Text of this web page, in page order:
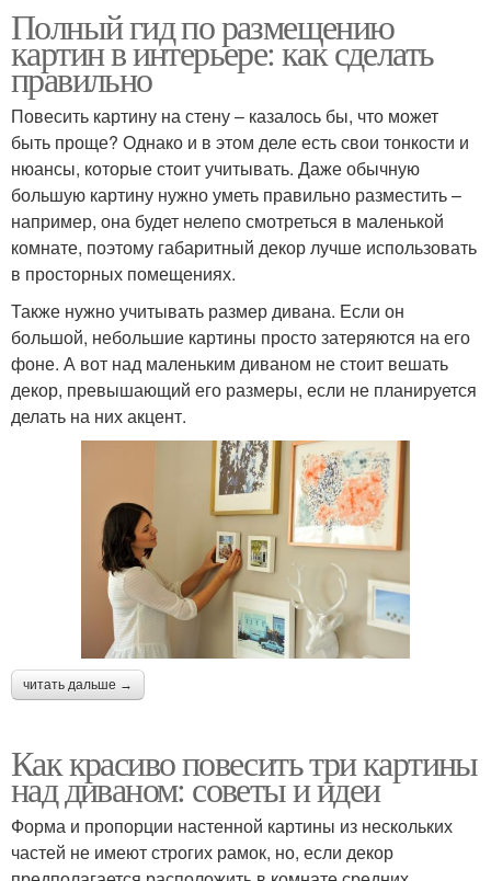
Полный гид по размещению
картин в интерьере: как сделать
правильно
Повесить картину на стену – казалось бы, что может
быть проще? Однако и в этом деле есть свои тонкости и
нюансы, которые стоит учитывать. Даже обычную
большую картину нужно уметь правильно разместить –
например, она будет нелепо смотреться в маленькой
комнате, поэтому габаритный декор лучше использовать
в просторных помещениях.
Также нужно учитывать размер дивана. Если он
большой, небольшие картины просто затеряются на его
фоне. А вот над маленьким диваном не стоит вешать
декор, превышающий его размеры, если не планируется
делать на них акцент.
читать дальше →
Как красиво повесить три картины
над диваном: советы и идеи
Форма и пропорции настенной картины из нескольких
частей не имеют строгих рамок, но, если декор